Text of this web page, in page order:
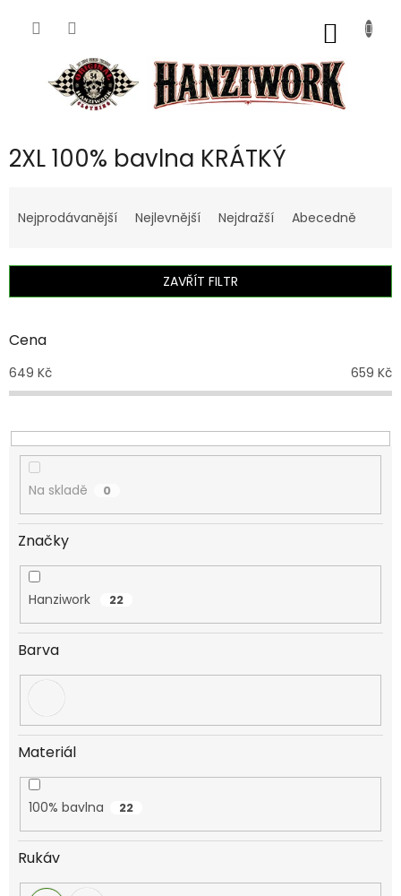
2XL 100% bavlna KRÁTKÝ
a
í
r
d
u
t
ů
Nejprodávanější Nejlevnější Nejdražší Abecedně
ZAVŘÍT FILTR
Cena
649 Kč 659 Kč
Na skladě 0
Značky
Hanziwork 22
Barva
Materiál
100% bavlna 22
Rukáv